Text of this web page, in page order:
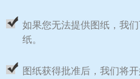
如果您无法提供图纸，我
纸。
图纸获得批准后，我们​​将开